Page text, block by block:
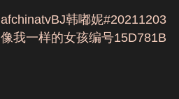
afchinatvBJ韩嘟妮#20211203
像我一样的女孩编号15D781B